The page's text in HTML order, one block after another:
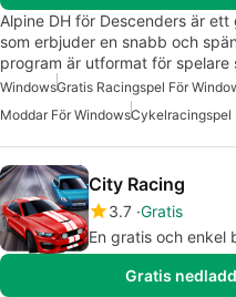
Alpine DH för Descenders är
som erbjuder en snabb och
program är utformat för spelare
WindowsGratis Racingspel För
Moddar För WindowsCykelracingspel
City Racing
3.7 Gratis
En gratis och enkel
Gratis